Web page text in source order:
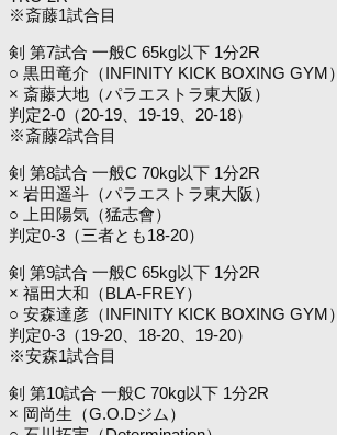
※斎藤1試合目
剣 第7試合 一般C 65kg以下 1分2R
○ 黒田竜介（INFINITY KICK BOXING GYM）
× 斎藤大地（パラエストラ東大阪）
判定2-0（20-19、19-19、20-18）
※斎藤2試合目
剣 第8試合 一般C 70kg以下 1分2R
× 岩田遥斗（パラエストラ東大阪）
○ 上田陽気（猛志會）
判定0-3（三者とも18-20）
剣 第9試合 一般C 65kg以下 1分2R
× 福田大和（BLA-FREY）
○ 安森達彦（INFINITY KICK BOXING GYM）
判定0-3（19-20、18-20、19-20）
※安森1試合目
剣 第10試合 一般C 70kg以下 1分2R
× 岡尚生（G.O.Dジム）